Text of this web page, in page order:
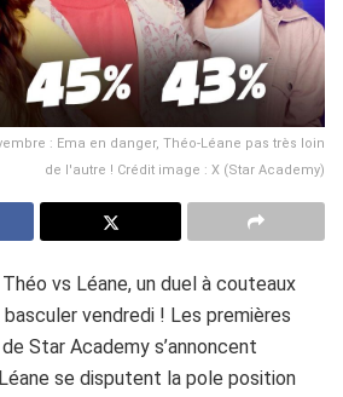
: Ema en danger, Théo-Léane pas très loin
de l'autre ! Crédit image : X (Star Academy)
vs Léane, un duel à couteaux
vendredi ! Les premières
Star Academy s’annoncent
se disputent la pole position